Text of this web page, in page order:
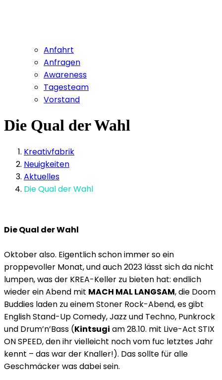
Anfahrt
Anfragen
Awareness
Tagesteam
Vorstand
Die Qual der Wahl
Kreativfabrik
Neuigkeiten
Aktuelles
Die Qual der Wahl
Die Qual der Wahl
Oktober also. Eigentlich schon immer so ein
proppevoller Monat, und auch 2023 lässt sich da nicht
lumpen, was der KREA-Keller zu bieten hat: endlich
wieder ein Abend mit MACH MAL LANGSAM, die Doom
Buddies laden zu einem Stoner Rock-Abend, es gibt
English Stand-Up Comedy, Jazz und Techno, Punkrock
und Drum’n’Bass (Kintsugi am 28.10. mit Live-Act STIX
ON SPEED, den ihr vielleicht noch vom fuc letztes Jahr
kennt – das war der Knaller!). Das sollte für alle
Geschmäcker was dabei sein.